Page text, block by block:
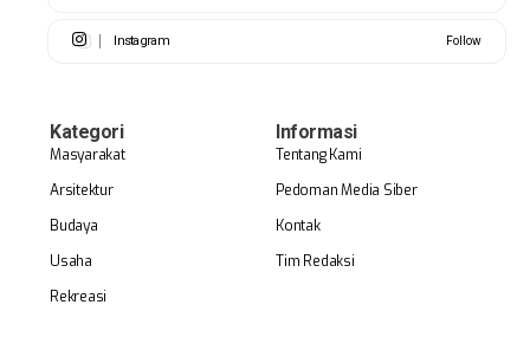
Instagram Follow
Kategori
Masyarakat
Arsitektur
Budaya
Usaha
Rekreasi
Informasi
Tentang Kami
Pedoman Media Siber
Kontak
Tim Redaksi